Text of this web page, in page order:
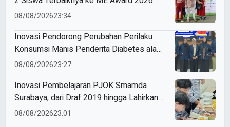
08/08/202623:34
Inovasi Pendorong Perubahan Perilaku
Konsumsi Manis Penderita Diabetes ala
Mahasiswa Unesa
08/08/202623:27
Inovasi Pembelajaran PJOK Smamda
Surabaya, dari Draf 2019 hingga Lahirkan
Modul Gizi Digital
08/08/202623:01